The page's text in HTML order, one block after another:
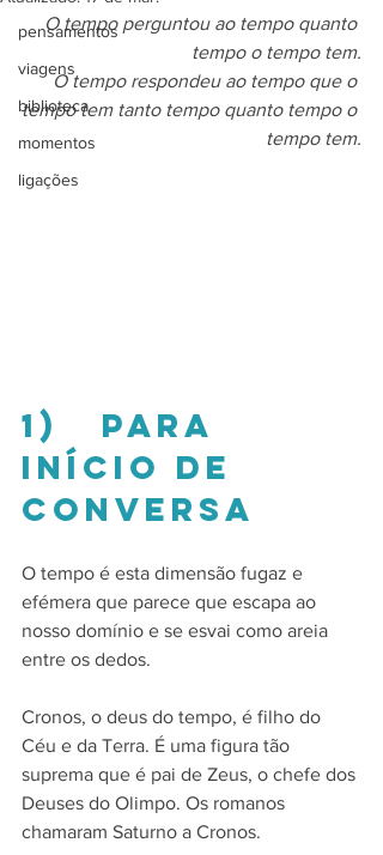
pensamentos
viagens
biblioteca
momentos
ligações
O tempo perguntou ao tempo quanto
tempo o tempo tem.
O tempo respondeu ao tempo que o
tempo tem tanto tempo quanto tempo o
tempo tem.
1)   Para
início de
conversa
O tempo é esta dimensão fugaz e
efémera que parece que escapa ao
nosso domínio e se esvai como areia
entre os dedos.
Cronos, o deus do tempo, é filho do
Céu e da Terra. É uma figura tão
suprema que é pai de Zeus, o chefe dos
Deuses do Olimpo. Os romanos
chamaram Saturno a Cronos.